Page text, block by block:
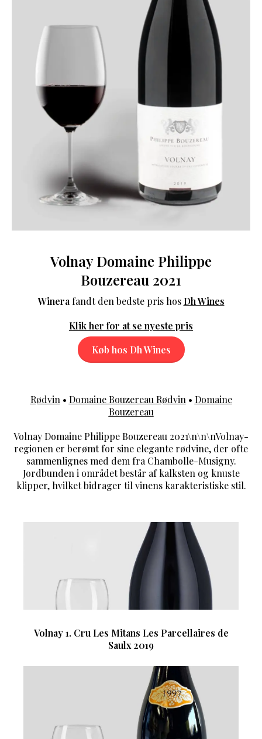
Volnay Domaine Philippe
Bouzereau 2021
Winerafandt den bedste pris hos Dh Wines
Klik her for at se nyeste pris
Køb hos Dh Wines
Rødvin• Domaine Bouzereau Rødvin• Domaine
Bouzereau
Volnay Domaine Philippe Bouzereau 2021\n\n\nVolnay-
regionen er berømt for sine elegante rødvine, der ofte
sammenlignes med dem fra Chambolle-Musigny.
Jordbunden i området består af kalksten og knuste
klipper, hvilket bidrager til vinens karakteristiske stil.
Volnay 1. Cru Les Mitans Les Parcellaires de
Saulx 2019